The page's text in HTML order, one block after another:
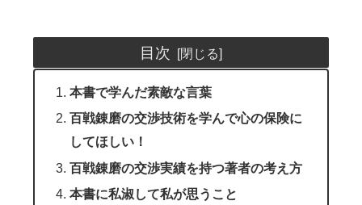
目次
本書で学んだ素敵な言葉
百戦錬磨の交渉技術を学んで心の保険に
してほしい！
百戦錬磨の交渉実績を持つ著者の考え方
本書に私淑して私が思うこと